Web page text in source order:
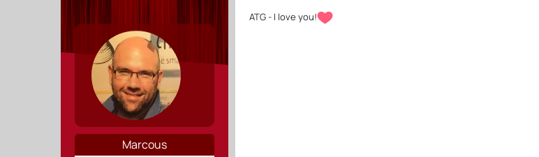
Marcous
ATG - I love you!